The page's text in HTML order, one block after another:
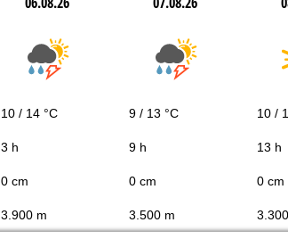
10 / 14 °C 9 / 13 °C 10 /
3 h 9 h 13 h
0 cm 0 cm 0 cm
3.900 m 3.500 m